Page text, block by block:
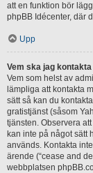
att en funktion bör
phpBB Idécenter, där
Upp
Vem ska jag
Vem som helst av
lämpliga att kontakta
sätt så kan du
gratistjänst (såsom
tjänsten. Observera
kan inte på något sätt
används. Kontakta
ärende (“cease and
webbplatsen